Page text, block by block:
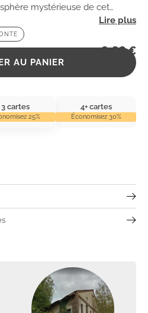
mystérieuse de cet
le temps semble s’être arrêté.
2,99€
AU PANIER
3 cartes
25%
4+ cartes
Économisez 30%